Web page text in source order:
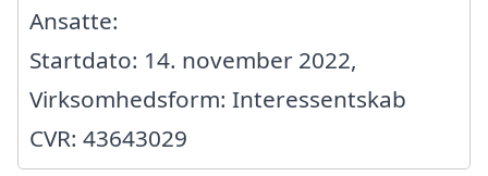
Ansatte:
Startdato: 14. november 2022,
Virksomhedsform: Interessentskab
CVR: 43643029